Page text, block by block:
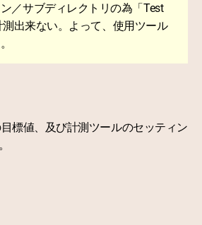
／サブディレクトリの為「Test
測出来ない。よって、使用ツール
標値、及び計測ツールのセッティン